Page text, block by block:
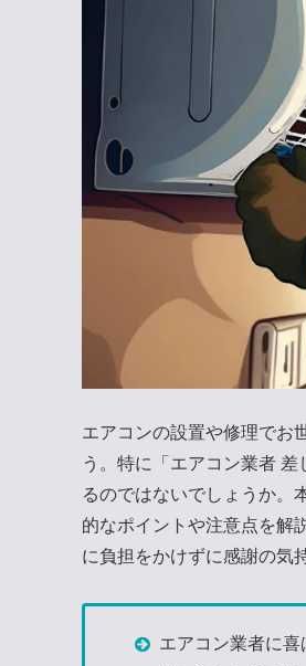
エアコンの設置や修理でお
う。特に「エアコン業者
るのではないでしょうか。
的なポイントや注意点を解
に負担をかけずに感謝の気
エアコン業者に